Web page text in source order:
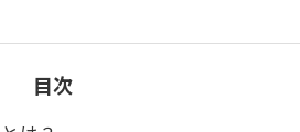
目次